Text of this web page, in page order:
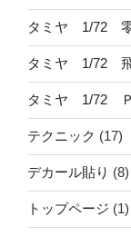
タミヤ 1/72 零
タミヤ 1/72
タミヤ 1/72 Ｐ
テクニック (17)
デカール貼り (8)
トップページ (1)